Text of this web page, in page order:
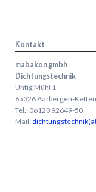
Kontakt
mabakon gmbh
Dichtungstechnik
Untig Mühl 1
65326 Aarbergen-
Tel.: 06120 92649-50
Mail: